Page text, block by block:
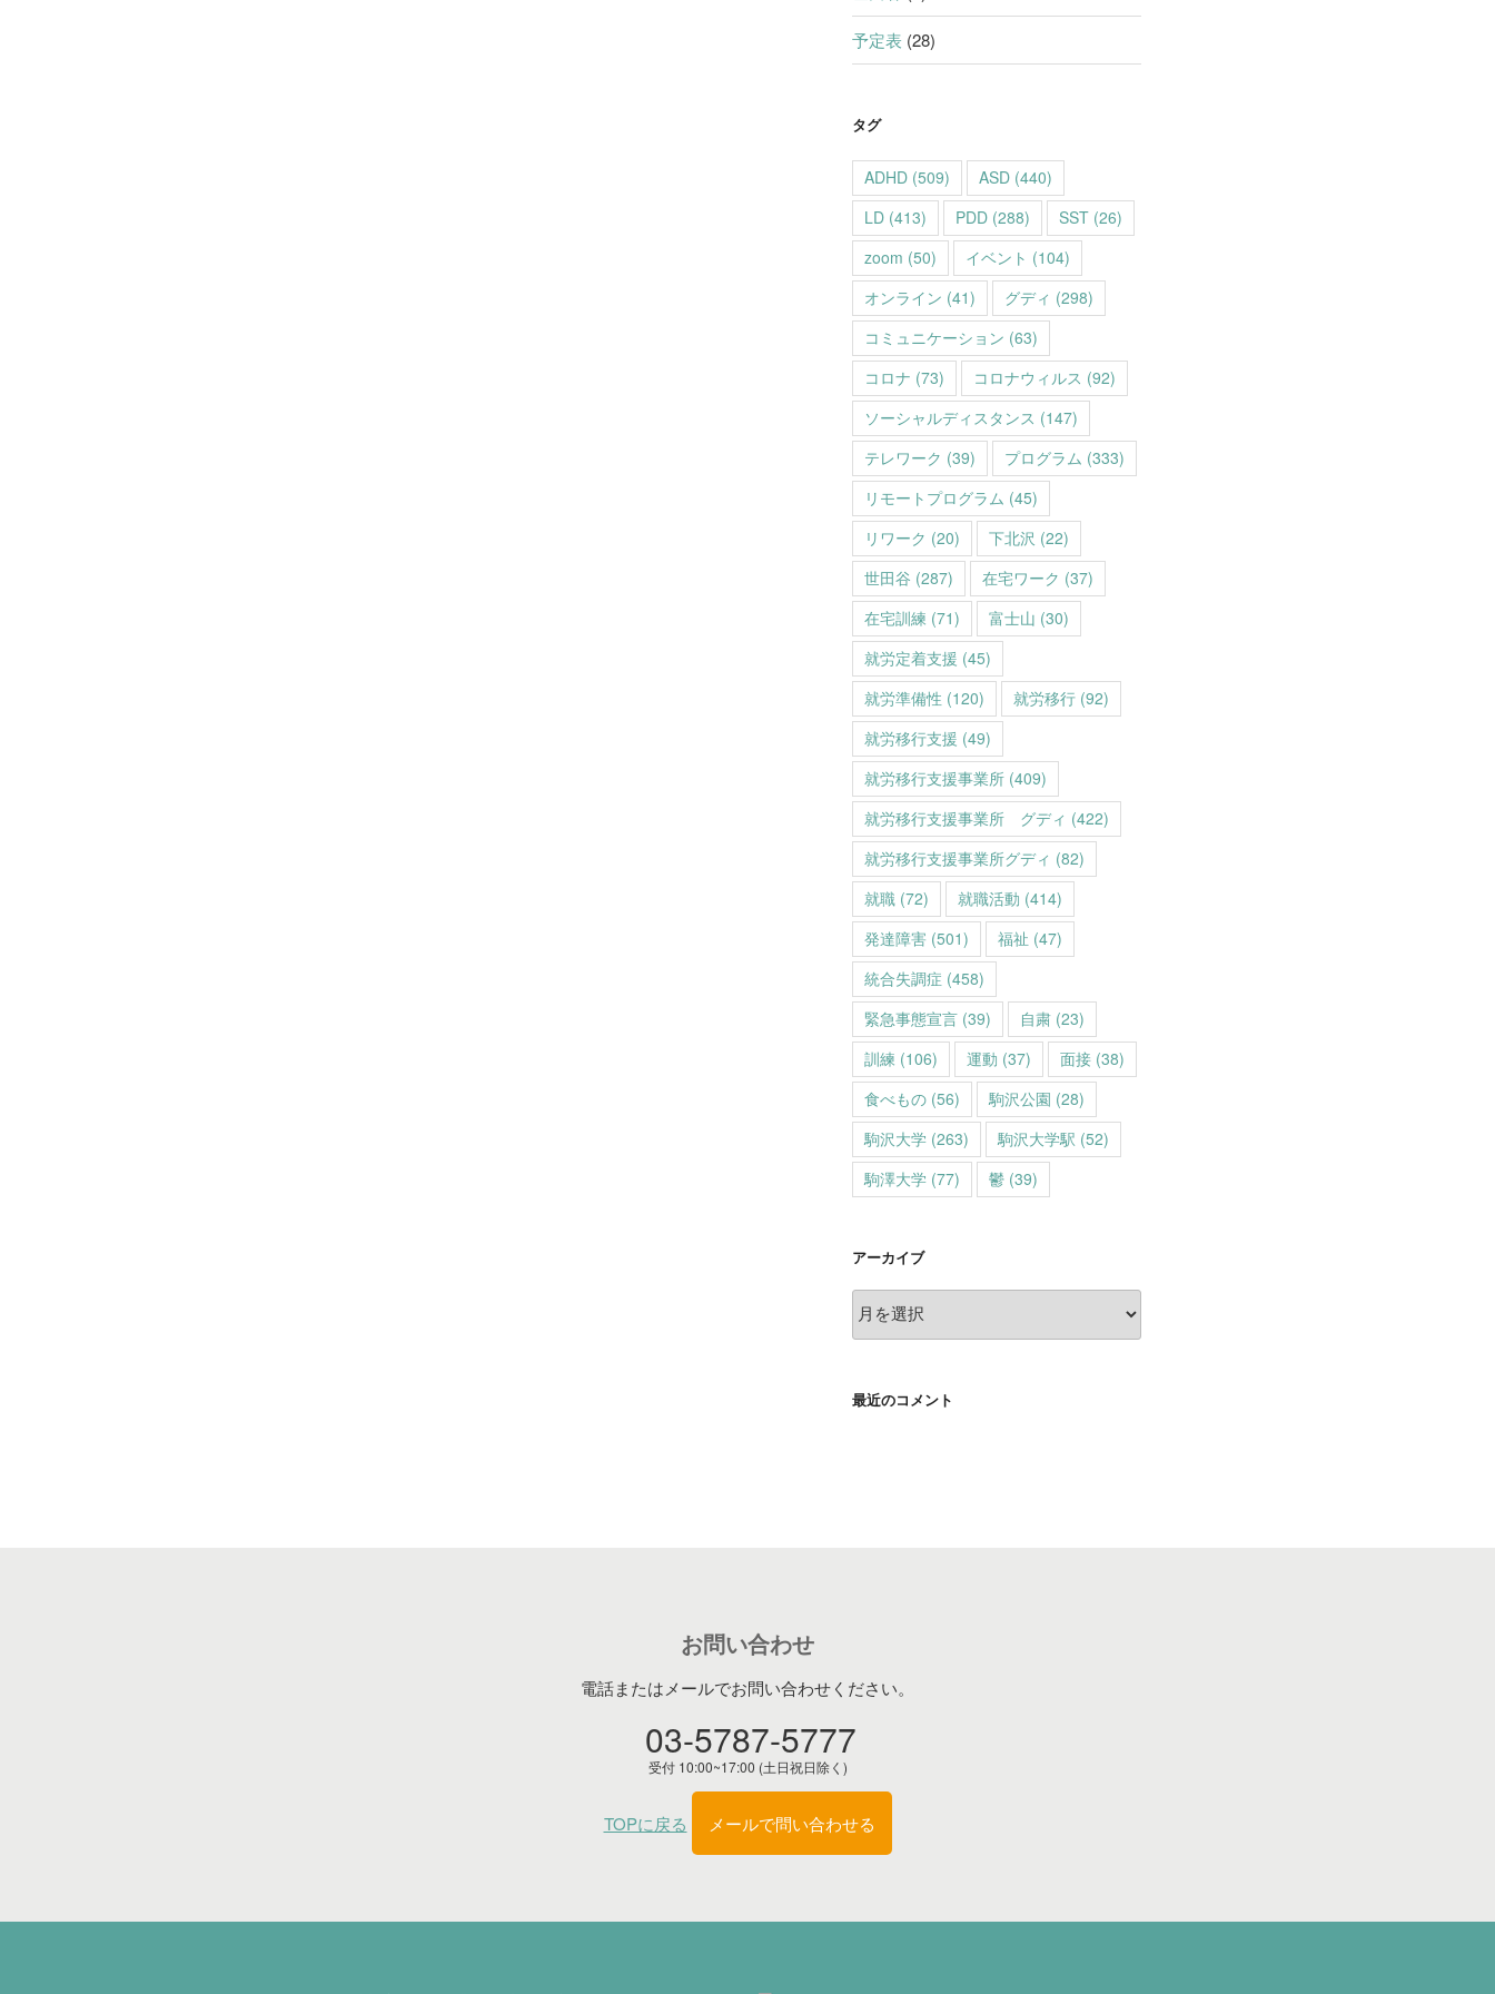
予定表 (28)
タグ
ADHD (509) ASD (440)
LD (413) PDD (288) SST (26)
zoom (50) イベント (104)
オンライン (41) グディ (298)
コミュニケーション (63)
コロナ (73) コロナウィルス (92)
ソーシャルディスタンス (147)
テレワーク (39) プログラム (333)
リモートプログラム (45)
リワーク (20) 下北沢 (22)
世田谷 (287) 在宅ワーク (37)
在宅訓練 (71) 富士山 (30)
就労定着支援 (45)
就労準備性 (120) 就労移行 (92)
就労移行支援 (49)
就労移行支援事業所 (409)
就労移行支援事業所 グディ (422)
就労移行支援事業所グディ (82)
就職 (72) 就職活動 (414)
発達障害 (501) 福祉 (47)
統合失調症 (458)
緊急事態宣言 (39) 自粛 (23)
訓練 (106) 運動 (37) 面接 (38)
食べもの (56) 駒沢公園 (28)
駒沢大学 (263) 駒沢大学駅 (52)
駒澤大学 (77) 鬱 (39)
アーカイブ
ア
ー
イ
最近のコメント
お問い合わせ
電話またはメールでお問い合わせください。
03-5787-5777
受付 10:00~17:00 (土日祝日除く)
TOPに戻る メールで問い合わせる